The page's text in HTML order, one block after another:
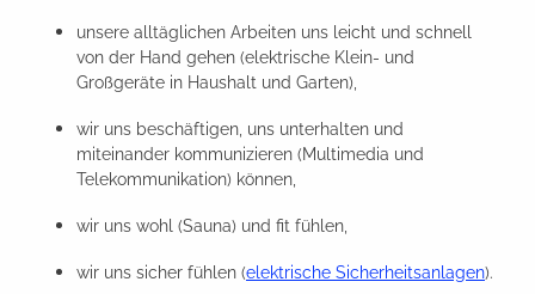
unsere alltäglichen Arbeiten uns leicht und schnell
von der Hand gehen (elektrische Klein- und
Großgeräte in Haushalt und Garten),
wir uns beschäftigen, uns unterhalten und
miteinander kommunizieren (Multimedia und
Telekommunikation) können,
wir uns wohl (Sauna) und fit fühlen,
wir uns sicher fühlen (elektrische Sicherheitsanlagen).